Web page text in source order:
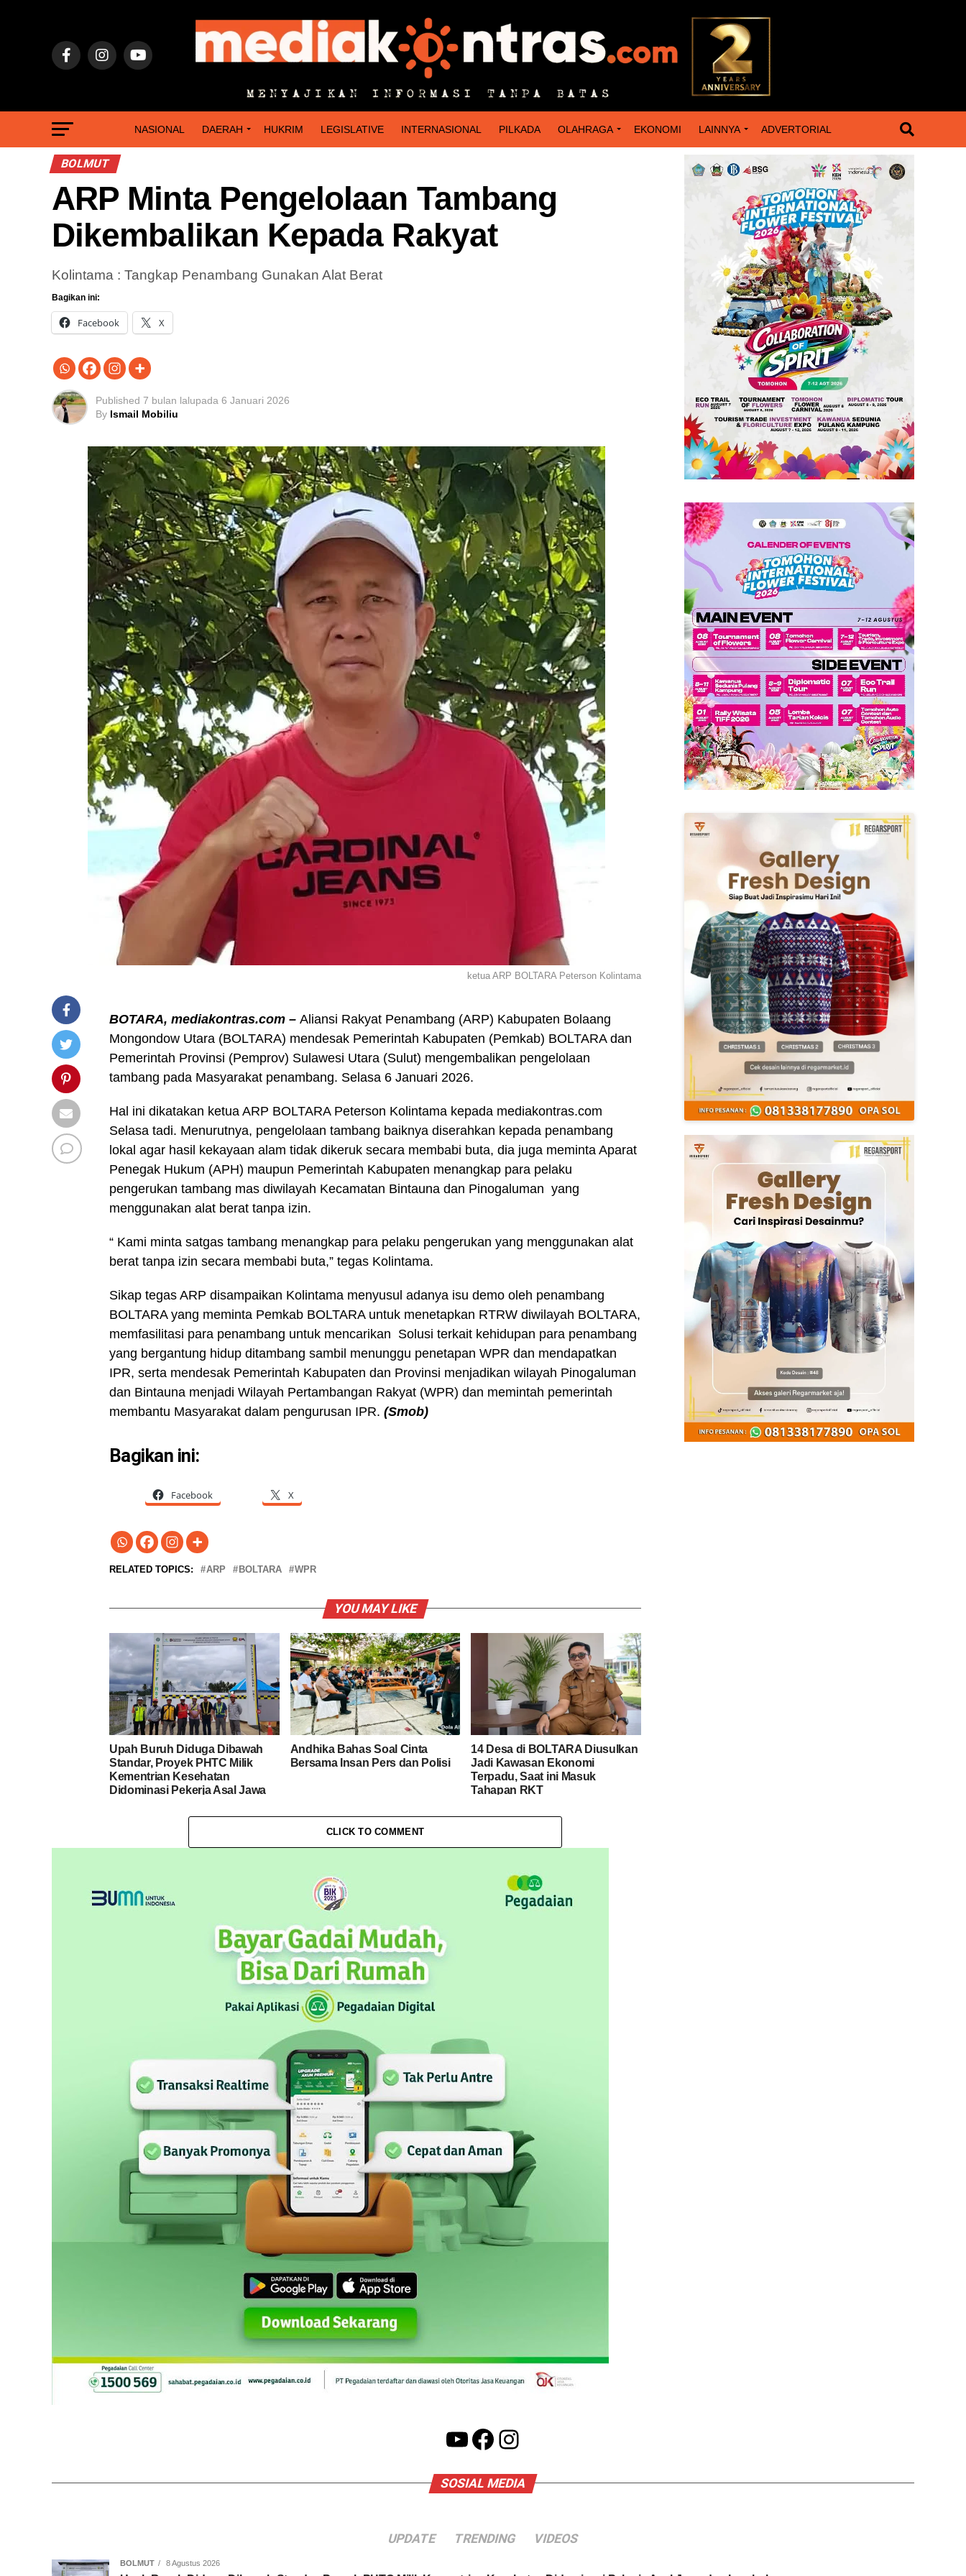
NASIONAL DAERAH HUKRIM LEGISLATIVE INTERNASIONAL PILKADA OLAHRAGA EKONOMI LAINNYA ADVERTORIAL
BOLMUT
ARP Minta Pengelolaan Tambang
Dikembalikan Kepada Rakyat
Kolintama : Tangkap Penambang Gunakan Alat Berat
Bagikan ini:
Facebook X
Published 7 bulan lalupada 6 Januari 2026
By Ismail Mobiliu
ketua ARP BOLTARA Peterson Kolintama
BOTARA, mediakontras.com – Aliansi Rakyat Penambang (ARP) Kabupaten Bolaang
Mongondow Utara (BOLTARA) mendesak Pemerintah Kabupaten (Pemkab) BOLTARA dan
Pemerintah Provinsi (Pemprov) Sulawesi Utara (Sulut) mengembalikan pengelolaan
tambang pada Masyarakat penambang. Selasa 6 Januari 2026.
Hal ini dikatakan ketua ARP BOLTARA Peterson Kolintama kepada mediakontras.com
Selasa tadi. Menurutnya, pengelolaan tambang baiknya diserahkan kepada penambang
lokal agar hasil kekayaan alam tidak dikeruk secara membabi buta, dia juga meminta Aparat
Penegak Hukum (APH) maupun Pemerintah Kabupaten menangkap para pelaku
pengerukan tambang mas diwilayah Kecamatan Bintauna dan Pinogaluman yang
menggunakan alat berat tanpa izin.
“ Kami minta satgas tambang menangkap para pelaku pengerukan yang menggunakan alat
berat tanpa izin secara membabi buta,” tegas Kolintama.
Sikap tegas ARP disampaikan Kolintama menyusul adanya isu demo oleh penambang
BOLTARA yang meminta Pemkab BOLTARA untuk menetapkan RTRW diwilayah BOLTARA,
memfasilitasi para penambang untuk mencarikan Solusi terkait kehidupan para penambang
yang bergantung hidup ditambang sambil menunggu penetapan WPR dan mendapatkan
IPR, serta mendesak Pemerintah Kabupaten dan Provinsi menjadikan wilayah Pinogaluman
dan Bintauna menjadi Wilayah Pertambangan Rakyat (WPR) dan memintah pemerintah
membantu Masyarakat dalam pengurusan IPR. (Smob)
Bagikan ini:
Facebook X
RELATED TOPICS: ARP BOLTARA WPR
YOU MAY LIKE
Upah Buruh Diduga Dibawah
Standar, Proyek PHTC Milik
Kementrian Kesehatan
Didominasi Pekerja Asal Jawa
Andhika Bahas Soal Cinta
Bersama Insan Pers dan Polisi
14 Desa di BOLTARA Diusulkan
Jadi Kawasan Ekonomi
Terpadu, Saat ini Masuk
Tahapan RKT
CLICK TO COMMENT
YouTube
Facebook
Instagram
SOSIAL MEDIA
UPDATE TRENDING VIDEOS
BOLMUT 8 Agustus 2026